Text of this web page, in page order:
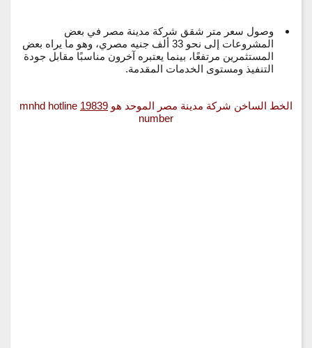
وصول سعر متر شقق شركة مدينة مصر في بعض
المشروعات إلى نحو 33 ألف جنيه مصري
، وهو ما يراه بعض
المستثمرين مرتفعًا، بينما يعتبره آخرون مناسبًا مقابل جودة
التنفيذ ومستوى الخدمات المقدمة.
الخط الساخن شركة مدينة مصر الموحد هو 19839
mnhd hotline
number